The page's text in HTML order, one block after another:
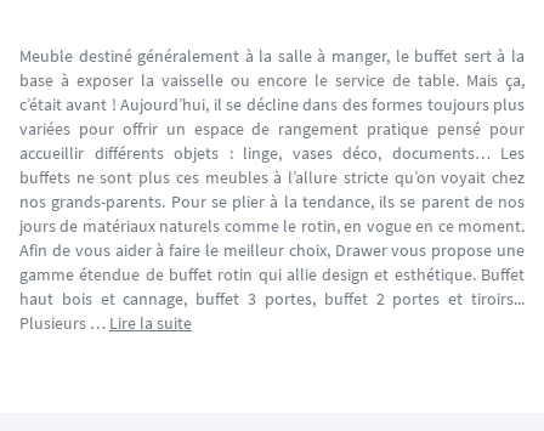
Meuble destiné généralement à la salle à manger, le buffet sert à la
base à exposer la vaisselle ou encore le service de table. Mais ça,
c’était avant ! Aujourd’hui, il se décline dans des formes toujours plus
variées pour offrir un espace de rangement pratique pensé pour
accueillir différents objets : linge, vases déco, documents… Les
buffets ne sont plus ces meubles à l’allure stricte qu’on voyait chez
nos grands-parents. Pour se plier à la tendance, ils se parent de nos
jours de matériaux naturels comme le rotin, en vogue en ce moment.
Afin de vous aider à faire le meilleur choix, Drawer vous propose une
gamme étendue de buffet rotin qui allie design et esthétique. Buffet
haut bois et cannage, buffet 3 portes, buffet 2 portes et tiroirs...
Plusieurs … Lire la suite